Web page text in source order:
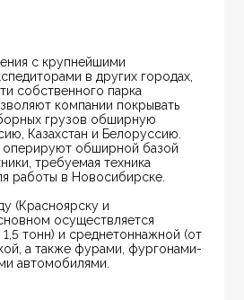
с крупнейшими
в других городах,
собственного парка
компании покрывать
грузов обширную
Казахстан и Белоруссию.
оперируют обширной базой
требуемая техника
работы в Новосибирске.
(Красноярску и
осуществляется
тонн) и среднетоннажной (от
а также фурами, фургонами-
автомобилями.